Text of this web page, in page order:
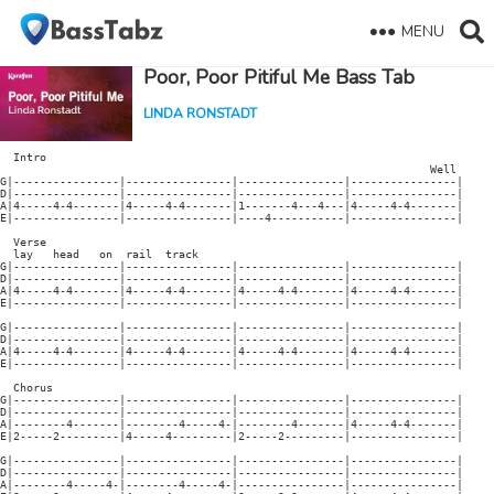
MENU
Poor, Poor Pitiful Me Bass Tab
LINDA RONSTADT
  Intro
                                                                 Well
G|----------------|----------------|----------------|----------------|
D|----------------|----------------|----------------|----------------|
A|4-----4-4-------|4-----4-4-------|1-------4---4---|4-----4-4-------|
E|----------------|----------------|----4-----------|----------------|
  Verse
  lay   head   on  rail  track
G|----------------|----------------|----------------|----------------|
D|----------------|----------------|----------------|----------------|
A|4-----4-4-------|4-----4-4-------|4-----4-4-------|4-----4-4-------|
E|----------------|----------------|----------------|----------------|
G|----------------|----------------|----------------|----------------|
D|----------------|----------------|----------------|----------------|
A|4-----4-4-------|4-----4-4-------|4-----4-4-------|4-----4-4-------|
E|----------------|----------------|----------------|----------------|
  Chorus
G|----------------|----------------|----------------|----------------|
D|----------------|----------------|----------------|----------------|
A|--------4-------|--------4-----4-|--------4-------|4-----4-4-------|
E|2-----2---------|4-----4---------|2-----2---------|----------------|
G|----------------|----------------|----------------|----------------|
D|----------------|----------------|----------------|----------------|
A|--------4-----4-|--------4-----4-|----------------|----------------|